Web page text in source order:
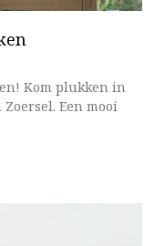
Kom plukken in
Een mooi